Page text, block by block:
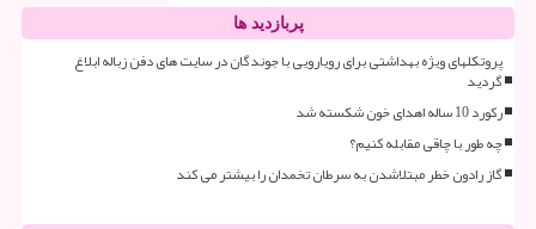
پربازدید ها
پروتکلهای ویژه بهداشتی برای رویارویی با جوندگان در سایت های دفن زباله ابلاغ
گردید
رکورد 10 ساله اهدای خون شکسته شد
چه طور با چاقی مقابله کنیم؟
گاز رادون خطر مبتلاشدن به سرطان تخمدان را بیشتر می کند